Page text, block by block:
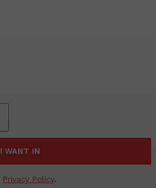
I WANT IN
Privacy Policy.